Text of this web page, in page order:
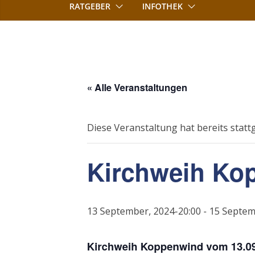
RATGEBER INFOTHEK
« Alle Veranstaltungen
Diese Veranstaltung hat bereits
Kirchweih
13 September, 2024-20:00 - 15
Kirchweih Koppenwind vom